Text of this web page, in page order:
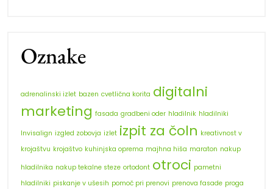
Oznake
adrenalinski izlet bazen cvetlična korita digitalni
marketing fasada gradbeni oder hladilnik hladilniki
Invisalign izgled zobovja izlet izpit za čoln kreativnost v
krojaštvu krojaštvo kuhinjska oprema majhna hiša maraton nakup
hladilnika nakup tekalne steze ortodont otroci pametni
hladilniki piskanje v ušesih pomoč pri prenovi prenova fasade proga